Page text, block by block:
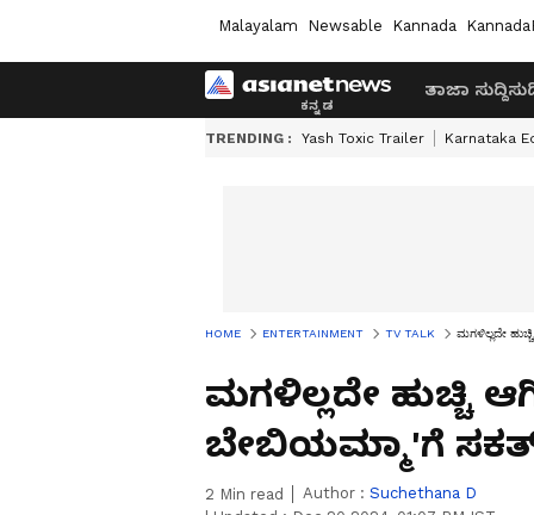
Malayalam Newsable Kannada
ತಾಜಾ ಸುದ್ದಿ
TRENDING : Yash Toxic Trailer Karnataka
HOME ENTERTAINMENT TV TALK ಮಗಳಿಲ್ಲದೇ
ಮಗಳಿಲ್ಲದೇ ಹುಚ್ಚಿ
ಬೇಬಿಯಮ್ಮಾ'ಗೆ ಸಕತ್​
2 Min read Author : Suchethana D